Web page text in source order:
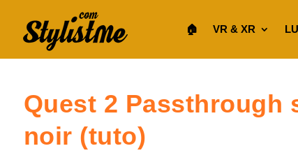
🏠︎ VR & XR
Quest 2 Passthrough
noir (tuto)